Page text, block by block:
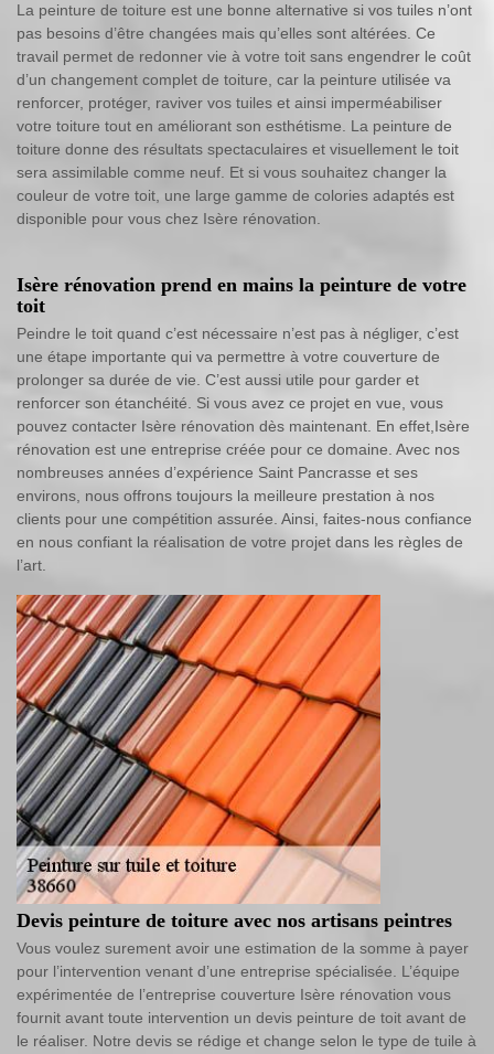
La peinture de toiture est une bonne alternative si vos tuiles n’ont
pas besoins d’être changées mais qu’elles sont altérées. Ce
travail permet de redonner vie à votre toit sans engendrer le coût
d’un changement complet de toiture, car la peinture utilisée va
renforcer, protéger, raviver vos tuiles et ainsi imperméabiliser
votre toiture tout en améliorant son esthétisme. La peinture de
toiture donne des résultats spectaculaires et visuellement le toit
sera assimilable comme neuf. Et si vous souhaitez changer la
couleur de votre toit, une large gamme de colories adaptés est
disponible pour vous chez Isère rénovation.
Isère rénovation prend en mains la peinture de votre
toit
Peindre le toit quand c’est nécessaire n’est pas à négliger, c’est
une étape importante qui va permettre à votre couverture de
prolonger sa durée de vie. C’est aussi utile pour garder et
renforcer son étanchéité. Si vous avez ce projet en vue, vous
pouvez contacter Isère rénovation dès maintenant. En effet,Isère
rénovation est une entreprise créée pour ce domaine. Avec nos
nombreuses années d’expérience Saint Pancrasse et ses
environs, nous offrons toujours la meilleure prestation à nos
clients pour une compétition assurée. Ainsi, faites-nous confiance
en nous confiant la réalisation de votre projet dans les règles de
l’art.
Devis peinture de toiture avec nos artisans peintres
Vous voulez surement avoir une estimation de la somme à payer
pour l’intervention venant d’une entreprise spécialisée. L’équipe
expérimentée de l’entreprise couverture Isère rénovation vous
fournit avant toute intervention un devis peinture de toit avant de
le réaliser. Notre devis se rédige et change selon le type de tuile à